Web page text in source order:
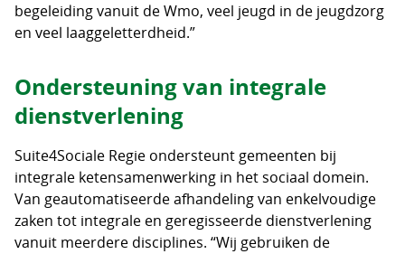
begeleiding vanuit de Wmo, veel jeugd in de jeugdzorg
en veel laaggeletterdheid.”
Ondersteuning van integrale
dienstverlening
Suite4Sociale Regie ondersteunt gemeenten bij
integrale ketensamenwerking in het sociaal domein.
Van geautomatiseerde afhandeling van enkelvoudige
zaken tot integrale en geregisseerde dienstverlening
vanuit meerdere disciplines. “Wij gebruiken de